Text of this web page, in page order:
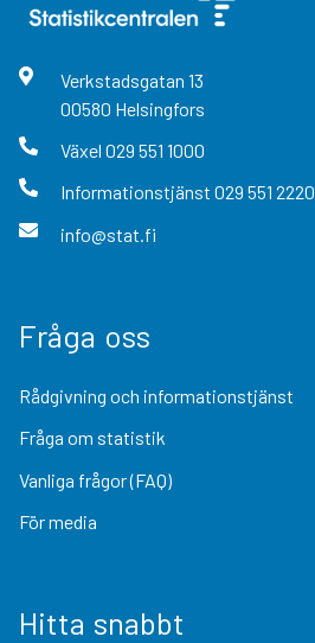
Verkstadsgatan 13
00580 Helsingfors
Växel 029 551 1000
Informationstjänst 029 551 2220
info@stat.fi
Fråga oss
Rådgivning och informationstjänst
Fråga om statistik
Vanliga frågor (FAQ)
För media
Hitta snabbt